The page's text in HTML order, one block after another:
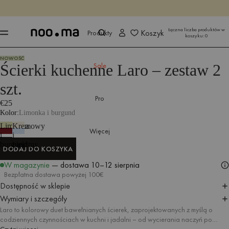
Kup teraz
Produkty
Sale
Pro
Więcej
Koszyk
Łączna liczba produktów w
koszyku:0
Produkty
NOWOŚĆ
Ścierki kuchenne Laro – zestaw 2
szt.
€25
Kolor Limonka i burgund
Limonka
i
Kremowy
i
DODAJ DO KOSZYKA
W magazynie — dostawa 10–12 sierpnia
Bezpłatna dostawa powyżej 100€
Dostępność w sklepie
Wymiary i szczegóły
Laro to kolorowy duet bawełnianych ścierek, zaprojektowanych z myślą o
codziennych czynnościach w kuchni i jadalni – od wycierania naczyń po